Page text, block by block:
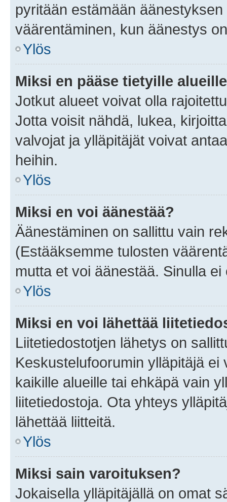
pyritään estämään
väärentäminen, kun äänestys
Ylös
Miksi en pääse tietyille
Jotkut alueet voivat olla
Jotta voisit nähdä, lukea,
valvojat ja ylläpitäjät voivat
heihin.
Ylös
Miksi en voi äänestää?
Äänestäminen on sallittu vain
(Estääksemme tulosten
mutta et voi äänestää. Sinulla
Ylös
Miksi en voi lähettää
Liitetiedostotjen lähetys on
Keskustelufoorumin ylläpitäjä
kaikille alueille tai ehkäpä vain
liitetiedostoja. Ota yhteys
lähettää liitteitä.
Ylös
Miksi sain varoituksen?
Jokaisella ylläpitäjällä on omat